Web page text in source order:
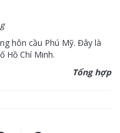
hôn cầu Phú Mỹ. Đây là
Hồ Chí Minh.
Tổng hợp